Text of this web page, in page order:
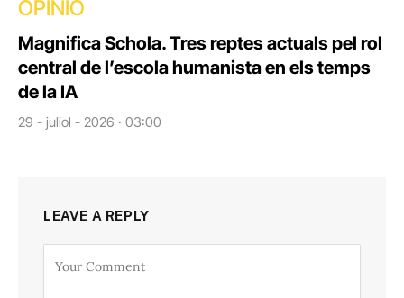
OPINIÓ
Magnifica Schola. Tres reptes actuals pel rol
central de l’escola humanista en els temps
de la IA
29 - juliol - 2026 · 03:00
LEAVE A REPLY